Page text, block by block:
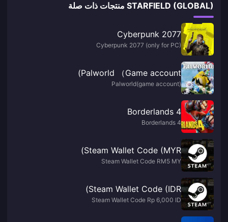
STARFIELD (GLOBAL) منتجات ذات صلة
Cyberpunk 2077
Cyberpunk 2077 (only for PC)
Palworld （Game account)
Palworld(game account)
Borderlands 4
Borderlands 4
Steam Wallet Code (MYR)
Steam Wallet Code RM5 MY
Steam Wallet Code (IDR)
Steam Wallet Code Rp 6,000 ID